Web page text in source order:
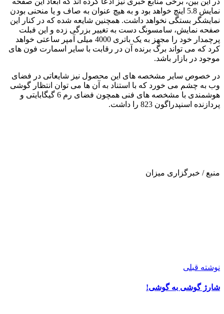
نمایش 5.8 اینچ خواهد بود و به هیچ عنوان به صاف و یا منحنی بودن
نمایشگر بستگی نخواهد داشت. همچنین شایعه شده که در کنار این
صفحه نمایش، سامسونگ دست به تغییر بزرگی زده و این فبلت
پرچمدار خود را مجهز به یک باتری 4000 میلی آمپر ساعتی خواهد
کرد که می تواند برگ برنده آن در رقابت با سایر اسمارت فون های
موجود در بازار باشد.
در خصوص سایر مشخصه های این محصول نیز شایعاتی در فضای
وب به چشم می خورد که با استناد به آن ها می توان انتظار گوشی
هوشمندی با مشخصه های فنی همچون فضای رم 6 گیگابایتی و
پردازنده اسنپدراگون 823 را داشت.
منبع / خبرگزاری میزان
نوشته قبلی
شارژ گوشی به گوشی!